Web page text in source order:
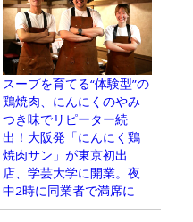
スープを育てる“体験型”の
鶏焼肉、にんにくのやみ
つき味でリピーター続
出！大阪発「にんにく鶏
焼肉サン」が東京初出
店、学芸大学に開業。夜
中2時に同業者で満席に